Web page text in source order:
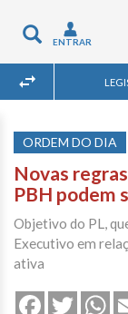
Toggle
navigation
ENTRAR
ORDEM DO DIA
Novas
PBH podem
Objetivo do PL,
Executivo em
ativa
FacebookTwitter